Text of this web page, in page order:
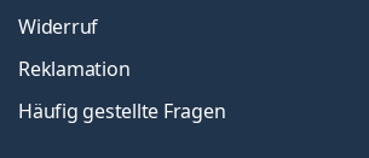
Widerruf
Reklamation
Häufig gestellte Fragen